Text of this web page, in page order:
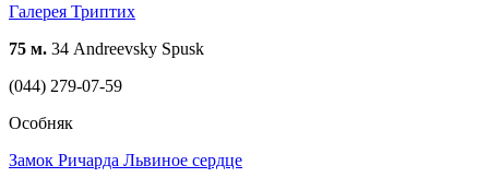
Галерея Триптих
75 м. 34 Andreevsky Spusk
(044) 279-07-59
Особняк
Замок Ричарда Львиное сердце